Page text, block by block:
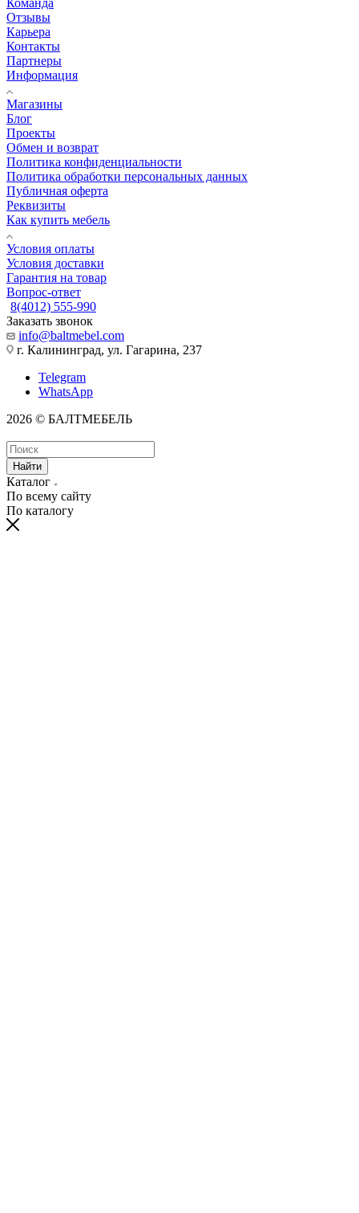
Отзывы
Карьера
Контакты
Партнеры
Информация
Магазины
Блог
Проекты
Обмен и возврат
Политика конфиденциальности
Политика обработки персональных данных
Публичная оферта
Реквизиты
Как купить мебель
Условия оплаты
Условия доставки
Гарантия на товар
Вопрос-ответ
8(4012) 555-990
Заказать звонок
info@baltmebel.com
г. Калининград, ул. Гагарина, 237
Telegram
WhatsApp
2026 © БАЛТМЕБЕЛЬ
Найти
Каталог
По всему сайту
По каталогу